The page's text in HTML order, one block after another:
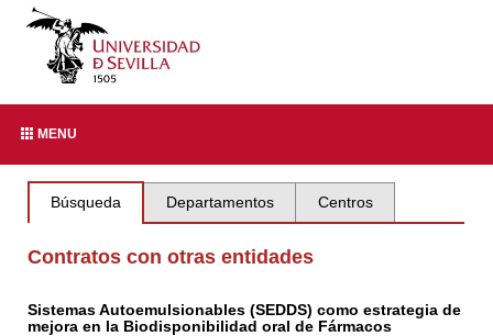
MENU
Búsqueda Departamentos Centros
Contratos con otras entidades
Sistemas Autoemulsionables (SEDDS) como estrategia de
mejora en la Biodisponibilidad oral de Fármacos